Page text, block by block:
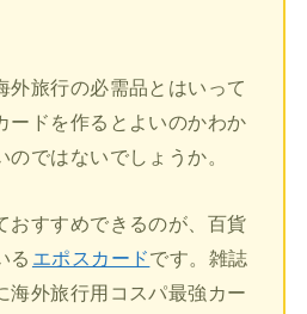
外旅行の必需品とはいって
ードを作るとよいのかわか
ではないでしょうか。
おすすめできるのが、百貨
る エポスカードです。雑誌
海外旅行用コスパ最強カー